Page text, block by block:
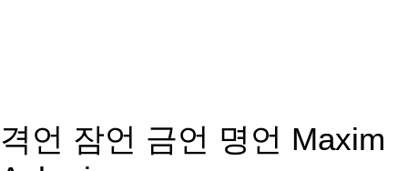
격언 잠언 금언 명언 Maxim